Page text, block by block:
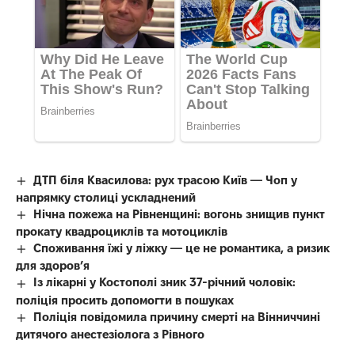
ДТП біля Квасилова: рух трасою Київ — Чоп у
напрямку столиці ускладнений
Нічна пожежа на Рівненщині: вогонь знищив пункт
прокату квадроциклів та мотоциклів
Споживання їжі у ліжку — це не романтика, а ризик
для здоров’я
Із лікарні у Костополі зник 37-річний чоловік:
поліція просить допомогти в пошуках
Поліція повідомила причину смерті на Вінниччині
дитячого анестезіолога з Рівного